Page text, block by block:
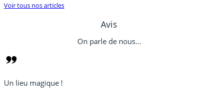
Voir tous nos articles
Avis
On parle de nous...
Un lieu magique !